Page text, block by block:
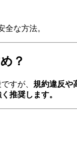
全な方法。
？
すが、 規約違反や
推奨します。